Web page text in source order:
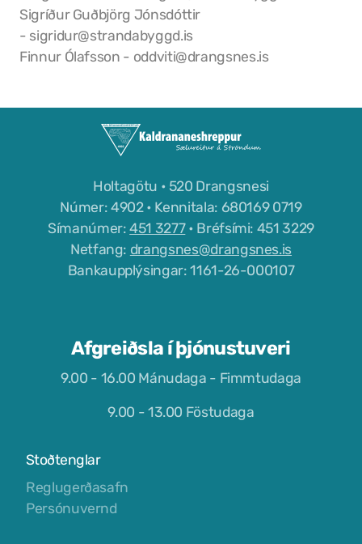
Sigríður Guðbjörg Jónsdóttir
- sigridur@strandabyggd.is
Finnur Ólafsson - oddviti@drangsnes.is
Holtagötu • 520 Drangsnesi
Númer: 4902 • Kennitala: 680169 0719
Símanúmer:451 3277• Bréfsími: 451 3229
Netfang: drangsnes@drangsnes.is
Bankaupplýsingar: 1161-26-000107
Afgreiðsla í þjónustuveri
9.00 - 16.00 Mánudaga - Fimmtudaga
9.00 - 13.00 Föstudaga
Stoðtenglar
Reglugerðasafn
Persónuvernd